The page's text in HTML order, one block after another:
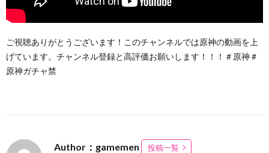
ご視聴ありがとうございます！このチャンネルでは原神の動画を上
げています。チャンネル登録と高評価お願いします！！！＃原神＃
原神ガチャ禁
Author：gamemen 投稿一覧